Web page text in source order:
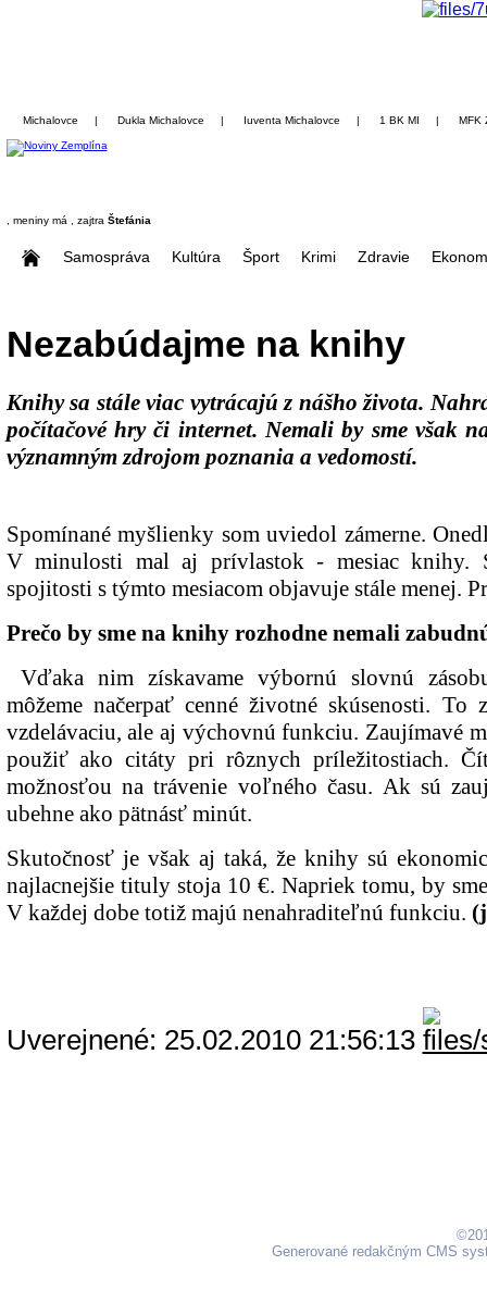
Michalovce | Dukla Michalovce | Iuventa Michalovce | 1 BK MI | MFK
, meniny má , zajtra Štefánia
Samospráva Kultúra Šport Krimi Zdravie
Nezabúdajme na knihy
Knihy sa stále viac vytrácajú z nášho života.
počítačové hry či internet. Nemali by sme však
významným zdrojom poznania a vedomostí.
Spomínané myšlienky som uviedol zámerne.
V minulosti mal aj prívlastok - mesiac knihy.
spojitosti s týmto mesiacom objavuje stále menej.
Prečo by sme na knihy rozhodne nemali
Vďaka nim získavame výbornú slovnú
môžeme načerpať cenné životné skúsenosti. To
vzdelávaciu, ale aj výchovnú funkciu. Zaujímavé
použiť ako citáty pri rôznych príležitostiach.
možnosťou na trávenie voľného času. Ak sú
ubehne ako pätnásť minút.
Skutočnosť je však aj taká, že knihy sú
najlacnejšie tituly stoja 10 €. Napriek tomu, by
V každej dobe totiž majú nenahraditeľnú funkciu.
Uverejnené: 25.02.2010 21:56:13
Generované redakčným CMS